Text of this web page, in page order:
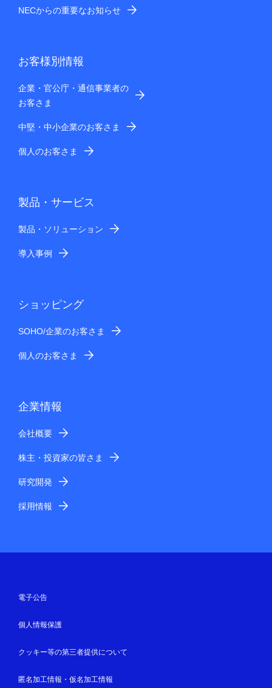
NECからの重要なお知らせ
お客様別情報
企業・官公庁・通信事業者の
お客さま
中堅・中小企業のお客さま
個人のお客さま
製品・サービス
製品・ソリューション
導入事例
ショッピング
SOHO/企業のお客さま
個人のお客さま
企業情報
会社概要
株主・投資家の皆さま
研究開発
採用情報
電子公告
個人情報保護
クッキー等の第三者提供について
匿名加工情報・仮名加工情報